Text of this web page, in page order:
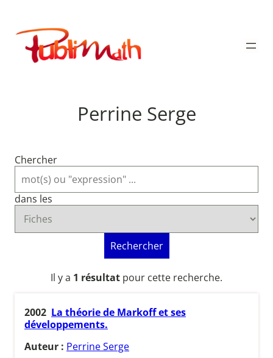
contenu
Publimath
Perrine Serge
Chercher
dans les
Rechercher
Il y a 1 résultat pour cette recherche.
2002 La théorie de Markoff et ses
développements.
Auteur : Perrine Serge